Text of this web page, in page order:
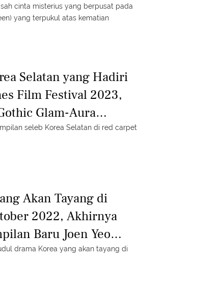
cinta misterius yang berpusat pada
yang terpukul atas kematian
Selatan yang Hadiri
Film Festival 2023,
Glam-Aura
Ki
seleb Korea Selatan di red carpet
Akan Tayang di
2022, Akhirnya
Baru Joen Yeo
drama Korea yang akan tayang di